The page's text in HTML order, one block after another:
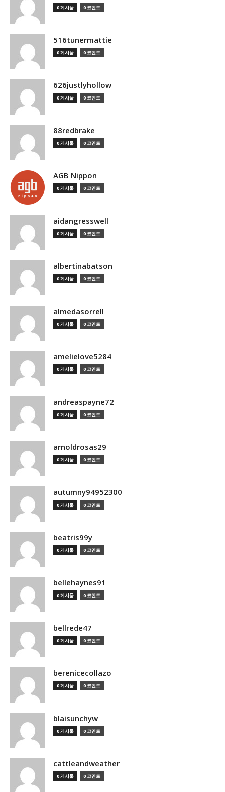
0 게시물 0 코멘트
516tunermattie
0 게시물 0 코멘트
626justlyhollow
0 게시물 0 코멘트
88redbrake
0 게시물 0 코멘트
AGB Nippon
0 게시물 0 코멘트
aidangresswell
0 게시물 0 코멘트
albertinabatson
0 게시물 0 코멘트
almedasorrell
0 게시물 0 코멘트
amelielove5284
0 게시물 0 코멘트
andreaspayne72
0 게시물 0 코멘트
arnoldrosas29
0 게시물 0 코멘트
autumny94952300
0 게시물 0 코멘트
beatris99y
0 게시물 0 코멘트
bellehaynes91
0 게시물 0 코멘트
bellrede47
0 게시물 0 코멘트
berenicecollazo
0 게시물 0 코멘트
blaisunchyw
0 게시물 0 코멘트
cattleandweather
0 게시물 0 코멘트